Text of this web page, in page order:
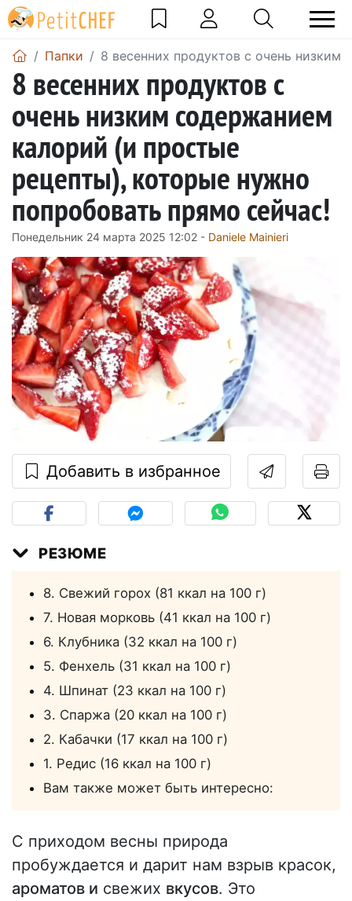
Папки 8 весенних продуктов с очень
8 весенних продуктов с
очень низким содержанием
калорий (и простые
рецепты), которые нужно
попробовать прямо сейчас!
Понедельник 24 марта 2025 12:02 - Daniele Mainieri
Добавить в избранное
РЕЗЮМЕ
8. Свежий горох (81 ккал на 100 г)
7. Новая морковь (41 ккал на 100 г)
6. Клубника (32 ккал на 100 г)
5. Фенхель (31 ккал на 100 г)
4. Шпинат (23 ккал на 100 г)
3. Спаржа (20 ккал на 100 г)
2. Кабачки (17 ккал на 100 г)
1. Редис (16 ккал на 100 г)
Вам также может быть интересно:
С приходом весны природа
пробуждается и дарит нам взрыв красок,
ароматов и свежих вкусов. Это